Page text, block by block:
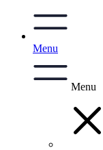
Menu
Menu